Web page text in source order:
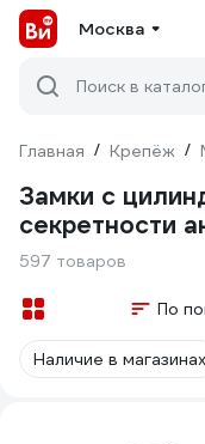
Москва
Поиск в
Главная / Крепёж /
Замки с
секретности
597 товаров
По
Наличие в магазинах